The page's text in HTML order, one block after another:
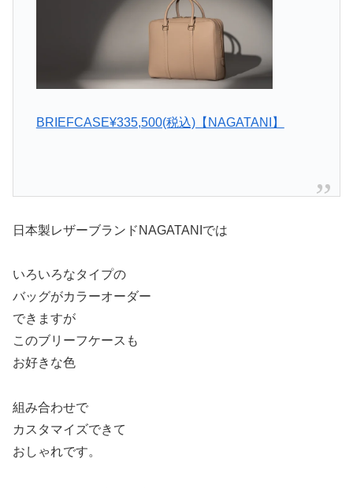
BRIEFCASE¥335,500(税込)【NAGATANI】
日本製レザーブランドNAGATANIでは
いろいろなタイプの
バッグがカラーオーダー
できますが
このブリーフケースも
お好きな色
組み合わせで
カスタマイズできて
おしゃれです。